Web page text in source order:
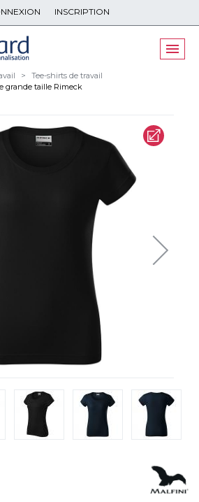
INSCRIPTION
DES EXPERTS
Tee-shirts de travail
grande taille Rimeck